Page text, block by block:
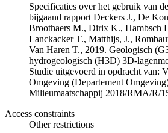
Specificaties over het gebruik van
bijgaand rapport Deckers J., De
Broothaers M., Dirix K., Hambsch
Lanckacker T., Matthijs, J.,
Van Haren T., 2019. Geologisch
hydrogeologisch (H3D) 3D-
Studie uitgevoerd in opdracht van:
Omgeving (Departement
Milieumaatschappij 2018/RMA/R/
Access constraints
Other restrictions